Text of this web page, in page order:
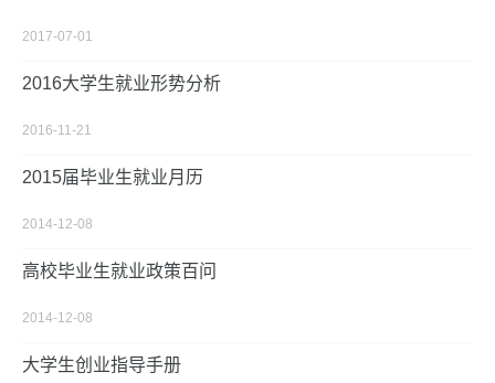
2017-07-01
2016大学生就业形势分析
2016-11-21
2015届毕业生就业月历
2014-12-08
高校毕业生就业政策百问
2014-12-08
大学生创业指导手册